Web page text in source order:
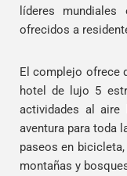
líderes
ofrecidos a
El complejo ofrece
hotel de lujo 5
actividades al
aventura para toda
paseos en
montañas y